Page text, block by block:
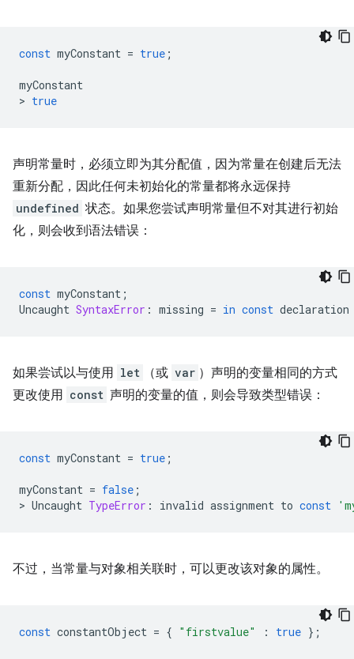
const myConstant = true ;
myConstant
> true
声明常量时，必须立即为其分配值，因为常量在创建后无法
重新分配，因此任何未初始化的常量都将永远保持
undefined 状态。如果您尝试声明常量但不对其进行初始
化，则会收到语法错误：
const myConstant ;
Uncaught SyntaxError : missing = in const declaration
如果尝试以与使用 let （或 var ）声明的变量相同的方式
更改使用 const 声明的变量的值，则会导致类型错误：
const myConstant = true ;
myConstant = false ;
> Uncaught TypeError : invalid assignment to const
不过，当常量与对象相关联时，可以更改该对象的属性。
const constantObject = { "firstvalue" : true };